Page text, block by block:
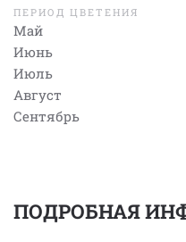
ПЕРИОД ЦВЕТЕНИЯ
Май
Июнь
Июль
Август
Сентябрь
ПОДРОБНАЯ